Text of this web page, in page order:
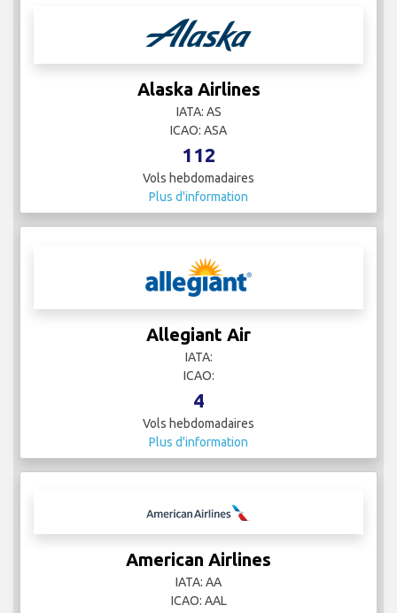
Alaska Airlines
IATA: AS
ICAO: ASA
112
Vols hebdomadaires
Plus d'information
Allegiant Air
IATA:
ICAO:
4
Vols hebdomadaires
Plus d'information
American Airlines
IATA: AA
ICAO: AAL